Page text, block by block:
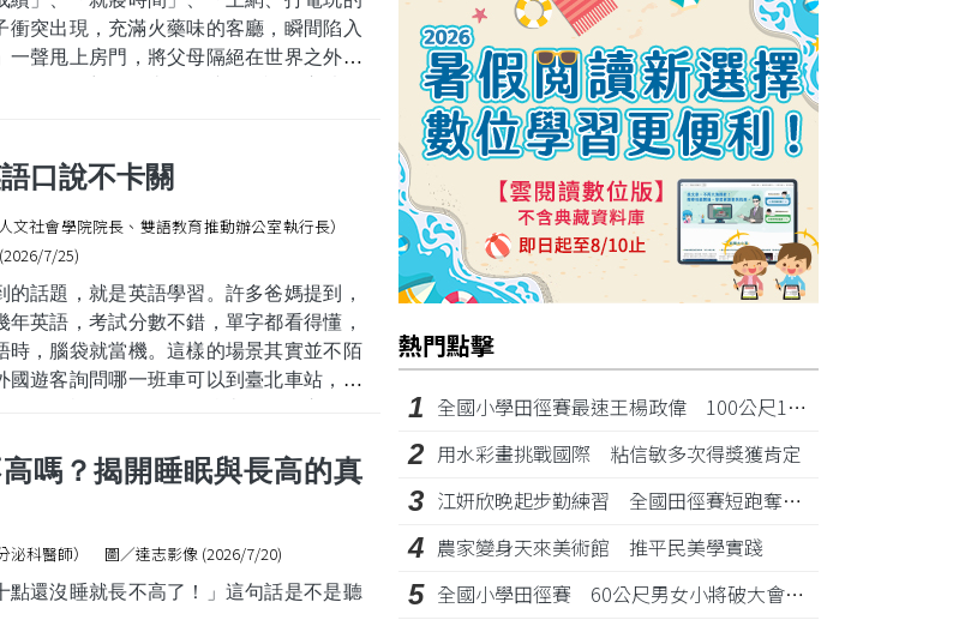
突出現，充滿火藥味的客廳，瞬間陷入
一聲甩上房門，將父母隔絕在世界之外；
焦慮。
口說不卡關
文社會學院院長、雙語教育推動辦公室執行長）
7/25)
的話題，就是英語學習。許多爸媽提到，
年英語，考試分數不錯，單字都看得懂，
時，腦袋就當機。這樣的場景其實並不陌
國遊客詢問哪一班車可以到臺北車站，分
會說："What's your name?"和"How old
裡的問題，對話就結
嗎？揭開睡眠與長高的真
泌科醫師） 圖／達志影像 (2026/7/20)
點還沒睡就長不高了！」這句話是不是聽
熱門點擊
1 全國小學田徑賽最速王楊政偉 100公尺11秒87奪金
2 用水彩畫挑戰國際 粘信敏多次得獎獲肯定
3 江姸欣晚起步勤練習 全國田徑賽短跑奪金摘銅
4 農家變身天來美術館 推平民美學實踐
5 全國小學田徑賽 60公尺男女小將破大會紀錄